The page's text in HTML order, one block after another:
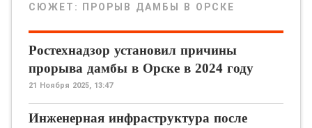
СЮЖЕТ: ПРОРЫВ ДАМБЫ В ОРСКЕ
Ростехнадзор установил причины
прорыва дамбы в Орске в 2024 году
21 Ноября 2025, 13:47
Инженерная инфраструктура после